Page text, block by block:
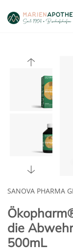
SANOVA PHARMA
die
500mL